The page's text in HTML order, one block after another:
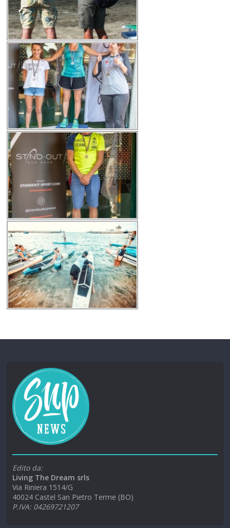
Edito da:
Living The Dream srls
Via Riniera 1514/G
40024 Castel San Pietro Terme (BO)
P.IVA: 04269721207